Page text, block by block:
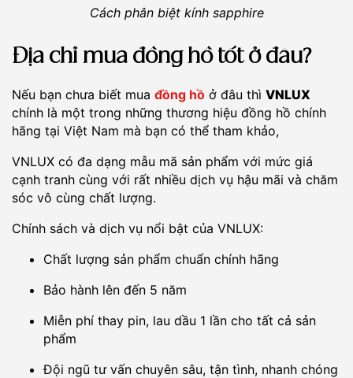
Cách phân biệt kính sapphire
Địa chỉ mua đồng hồ tốt ở đâu?
Nếu bạn chưa biết mua đồng hồ ở đâu thì VNLUX
chính là một trong những thương hiệu đồng hồ chính
hãng tại Việt Nam mà bạn có thể tham khảo,
VNLUX có đa dạng mẫu mã sản phẩm với mức giá
cạnh tranh cùng với rất nhiều dịch vụ hậu mãi và chăm
sóc vô cùng chất lượng.
Chính sách và dịch vụ nổi bật của VNLUX:
Chất lượng sản phẩm chuẩn chính hãng
Bảo hành lên đến 5 năm
Miễn phí thay pin, lau dầu 1 lần cho tất cả sản
phẩm
Đội ngũ tư vấn chuyên sâu, tận tình, nhanh chóng